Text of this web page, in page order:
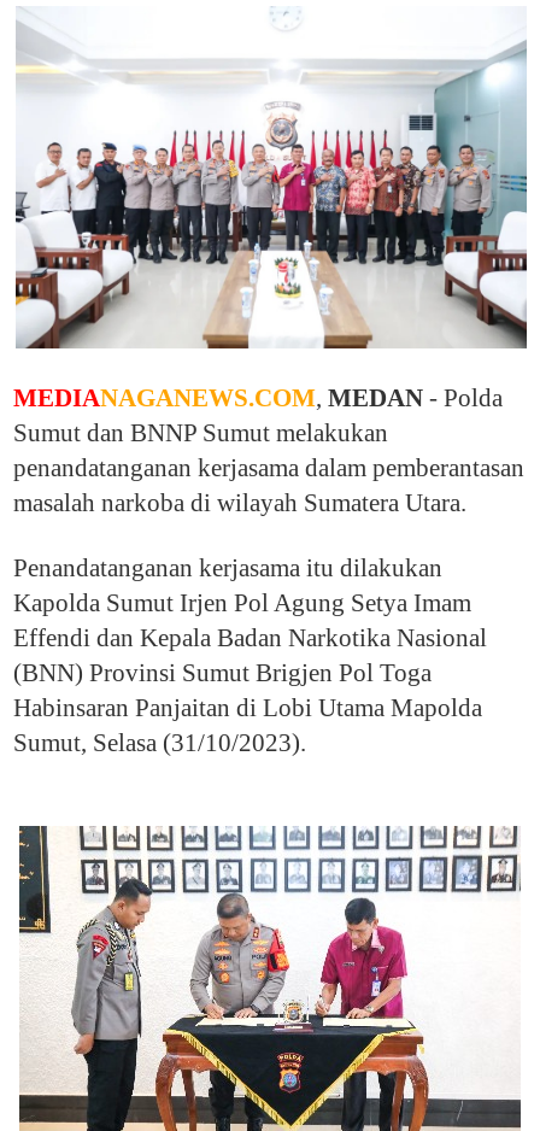
MEDIANAGANEWS.COM,MEDAN - Polda
Sumut dan BNNP Sumut melakukan
penandatanganan kerjasama dalam pemberantasan
masalah narkoba di wilayah Sumatera Utara.
Penandatanganan kerjasama itu dilakukan
Kapolda Sumut Irjen Pol Agung Setya Imam
Effendi dan Kepala Badan Narkotika Nasional
(BNN) Provinsi Sumut Brigjen Pol Toga
Habinsaran Panjaitan di Lobi Utama Mapolda
Sumut, Selasa (31/10/2023).